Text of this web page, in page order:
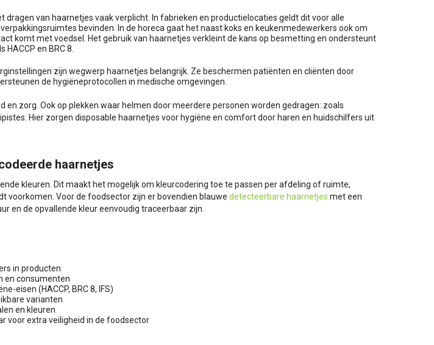
dragen van haarnetjes vaak verplicht. In fabrieken en productielocaties geldt dit voor alle
bevinden. In de horeca gaat het naast koks en keukenmedewerkers ook om
komt met voedsel. Het gebruik van haarnetjes verkleint de kans op besmetting en ondersteunt
HACCP en BRC 8.
zijn wegwerp haarnetjes belangrijk. Ze beschermen patiënten en cliënten door
de hygiëneprotocollen in medische omgevingen.
en zorg. Ook op plekken waar helmen door meerdere personen worden gedragen: zoals
Hier zorgen disposable haarnetjes voor hygiëne en comfort door haren en huidschilfers uit
haarnetjes
kleuren. Dit maakt het mogelijk om kleurcodering toe te passen per afdeling of ruimte,
voorkomen. Voor de foodsector zijn er bovendien blauwe detecteerbare haarnetjes met een
en de opvallende kleur eenvoudig traceerbaar zijn.
in producten
en consumenten
eisen (HACCP, BRC 8, IFS)
varianten
en kleuren
voor extra veiligheid in de foodsector